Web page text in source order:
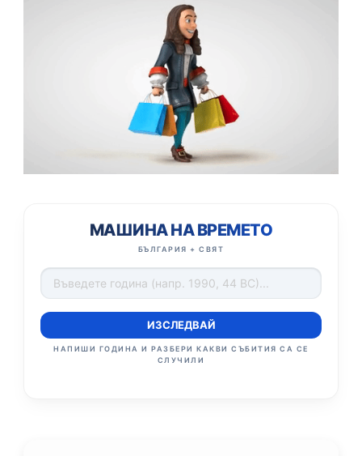
МАШИНА НА ВРЕМЕТО
БЪЛГАРИЯ + СВЯТ
ИЗСЛЕДВАЙ
НАПИШИ ГОДИНА И РАЗБЕРИ КАКВИ СЪБИТИЯ СА СЕ
СЛУЧИЛИ